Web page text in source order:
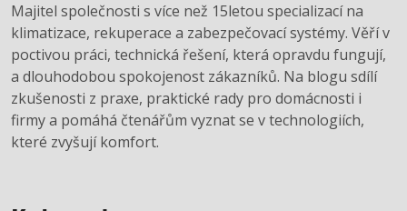
Majitel společnosti s více než 15letou specializací na
klimatizace, rekuperace a zabezpečovací systémy. Věří v
poctivou práci, technická řešení, která opravdu fungují,
a dlouhodobou spokojenost zákazníků. Na blogu sdílí
zkušenosti z praxe, praktické rady pro domácnosti i
firmy a pomáhá čtenářům vyznat se v technologiích,
které zvyšují komfort.